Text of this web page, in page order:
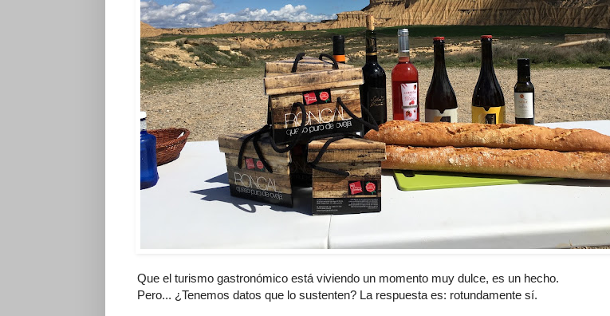
Que el turismo gastronómico está viviendo un momento muy dulce, es un hecho.
Pero... ¿Tenemos datos que lo sustenten? La respuesta es: rotundamente sí.